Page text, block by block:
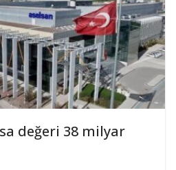
değeri 38 milyar